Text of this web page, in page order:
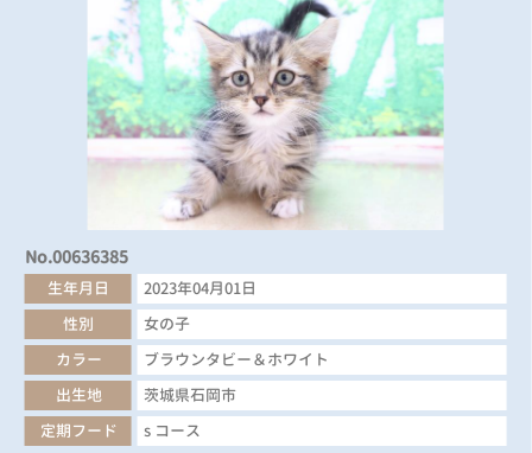
No.00636385
生年月日
2023年04月01日
性別
女の子
カラー
ブラウンタビー＆ホワイト
出生地
茨城県石岡市
定期フード
s コース